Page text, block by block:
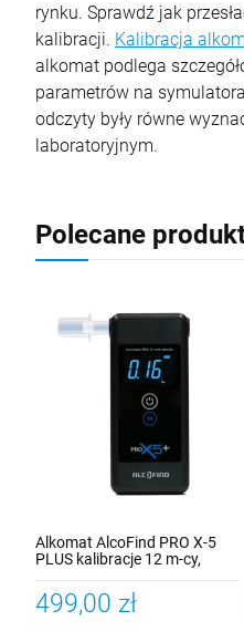
rynku. Sprawdź jak
kalibracji. Kalibracja
alkomat podlega
parametrów na
odczyty były równe
laboratoryjnym.
Polecane
Alkomat AlcoFind PRO X-5
PLUS kalibracje 12 m-cy,
499,00 zł